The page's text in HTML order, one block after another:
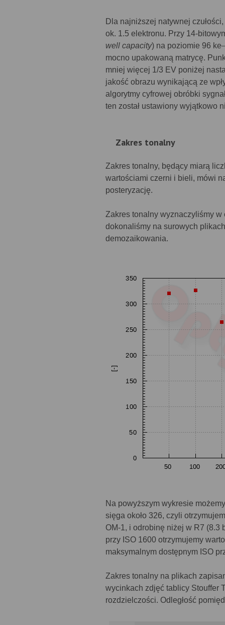
Dla najniższej natywnej
ok. 1.5 elektronu. Przy 14-
well capacity) na poziomie 96 ke–
mocno upakowaną matrycę.
mniej więcej 1/3 EV poniżej
jakość obrazu wynikającą ze
algorytmy cyfrowej obróbki
ten został ustawiony wyjątkowo
Zakres tonalny
Zakres tonalny, będący miarą
wartościami czerni i bieli, mówi
posteryzację.
Zakres tonalny wyznaczyliśmy
dokonaliśmy na surowych
demozaikowania.
Na powyższym wykresie
sięga około 326, czyli
OM-1, i odrobinę niżej w R7 (8.3
przy ISO 1600 otrzymujemy
maksymalnym dostępnym ISO
Zakres tonalny na plikach
wycinkach zdjęć tablicy Stouffer
rozdzielczości. Odległość